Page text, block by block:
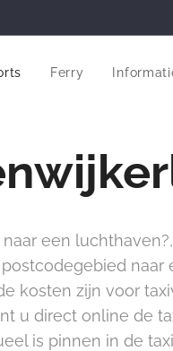
Ferry
een
naar
kosten zijn voor
u direct online de
is pinnen in de